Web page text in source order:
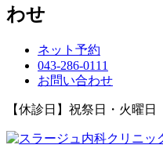
わせ
ネット予約
043-286-0111
お問い合わせ
【休診日】祝祭日・火曜日